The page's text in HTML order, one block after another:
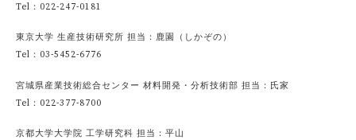
Tel：022-247-0181
東京大学 生産技術研究所 担当：鹿園（しかぞの）
Tel：03-5452-6776
宮城県産業技術総合センター 材料開発・分析技術部 担当：氏家
Tel：022-377-8700
京都大学大学院 工学研究科 担当：平山